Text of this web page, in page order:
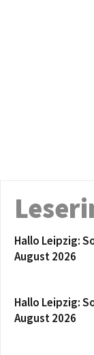
Hallo Leipzig:
August 2026
Hallo Leipzig:
August 2026